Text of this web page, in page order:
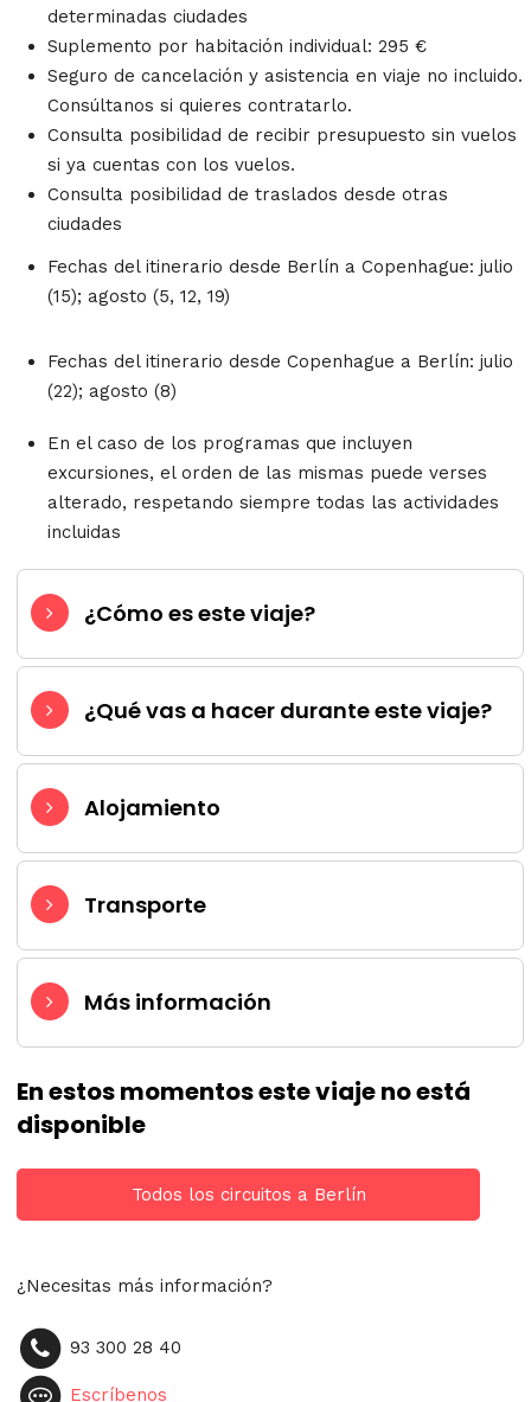
determinadas ciudades
Suplemento por habitación individual: 295 €
Seguro de cancelación y asistencia en viaje no incluido.
Consúltanos si quieres contratarlo.
Consulta posibilidad de recibir presupuesto sin vuelos
si ya cuentas con los vuelos.
Consulta posibilidad de traslados desde otras
ciudades
Fechas del itinerario desde Berlín a Copenhague: julio
(15); agosto (5, 12, 19)
Fechas del itinerario desde Copenhague a Berlín: julio
(22); agosto (8)
En el caso de los programas que incluyen
excursiones, el orden de las mismas puede verses
alterado, respetando siempre todas las actividades
incluidas
¿Cómo es este viaje?
¿Qué vas a hacer durante este viaje?
Alojamiento
Transporte
Más información
En estos momentos este viaje no está
disponible
Todos los circuitos a Berlín
¿Necesitas más información?
93 300 28 40
Escríbenos